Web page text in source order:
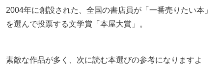
2004年に創設された、全国の書店員が「一番売りたい本」
を選んで投票する文学賞「本屋大賞」。
素敵な作品が多く、次に読む本選びの参考になりますよ